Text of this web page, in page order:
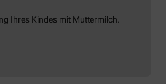
Ihres Kindes mit Muttermilch.